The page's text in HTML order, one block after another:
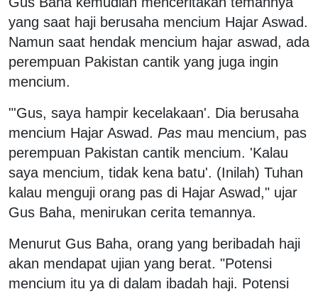
yang saat haji berusaha mencium Hajar Aswad.
Namun saat hendak mencium hajar aswad, ada
perempuan Pakistan cantik yang juga ingin
mencium.
"'Gus, saya hampir kecelakaan'. Dia berusaha
mencium Hajar Aswad. Pas mau mencium, pas
perempuan Pakistan cantik mencium. 'Kalau
saya mencium, tidak kena batu'. (Inilah) Tuhan
kalau menguji orang pas di Hajar Aswad," ujar
Gus Baha, menirukan cerita temannya.
Menurut Gus Baha, orang yang beribadah haji
akan mendapat ujian yang berat. "Potensi
mencium itu ya di dalam ibadah haji. Potensi